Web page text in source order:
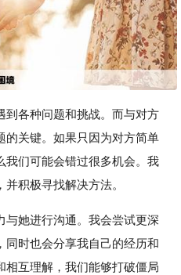
到各种问题和挑战。而与对方
的关键。如果只因为对方简单
我们可能会错过很多机会。我
积极寻找解决方法。
与她进行沟通。我会尝试更深
同时也会分享我自己的经历和
相互理解，我们能够打破僵局